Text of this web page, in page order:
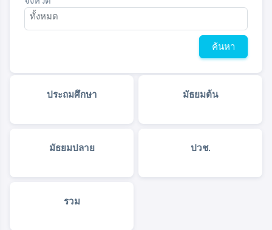
ค้นหา
ประถมศึกษา มัธยมต้น
มัธยมปลาย ปวช.
รวม